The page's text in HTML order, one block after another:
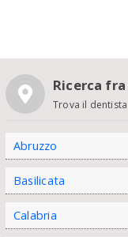
Ricerca
Trova il dentista
Abruzzo
Basilicata
Calabria